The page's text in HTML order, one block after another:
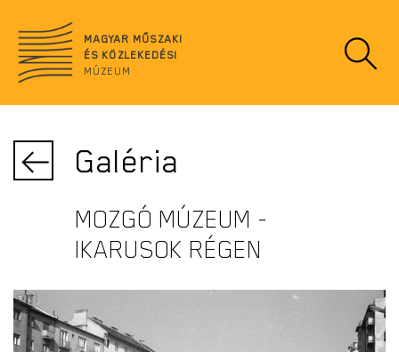
tartalomra
data
MAGYAR MŰSZAKI
ÉS KÖZLEKEDÉSI
MÚZEUM
Galéria
MOZGÓ MÚZEUM -
IKARUSOK RÉGEN